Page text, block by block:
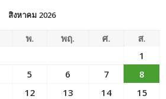
สิงหาคม 2026
พ. พฤ. ศ.
ส.
1
5 6 7
8
12 13 14
15